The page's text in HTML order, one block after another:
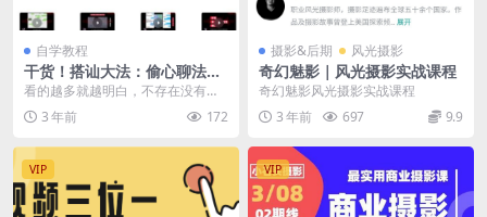
自学教程
干货！搭讪大法：偷心聊法Pl
us
看的越多就越明白，不存在没有话
题聊的时候，一切的话题都是可以
的， 只是有些话题更...
3 年前 172
摄影&后期 风光摄影
奇幻魅影｜风光摄影实战课程
奇幻魅影风光摄影实战课程
3 年前
697 9.9
VIP VIP